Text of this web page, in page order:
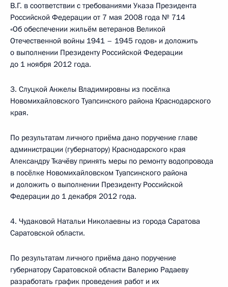
В.Г. в соответствии с требованиями Указа Президента
Российской Федерации от 7 мая 2008 года № 714
«Об обеспечении жильём ветеранов Великой
Отечественной войны 1941 – 1945 годов» и доложить
о выполнении Президенту Российской Федерации
до 1 ноября 2012 года.
3. Слуцкой Анжелы Владимировны из посёлка
Новомихайловского Туапсинского района Краснодарского
края.
По результатам личного приёма дано поручение главе
администрации (губернатору) Краснодарского края
Александру Ткачёву принять меры по ремонту водопровода
в посёлке Новомихайловском Туапсинского района
и доложить о выполнении Президенту Российской
Федерации до 1 декабря 2012 года.
4. Чудаковой Натальи Николаевны из города Саратова
Саратовской области.
По результатам личного приёма дано поручение
губернатору Саратовской области Валерию Радаеву
разработать график проведения работ и их